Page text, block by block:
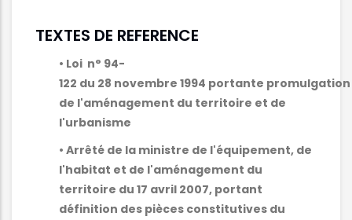
TEXTES DE REFERENCE
• Loi n° 94-
122 du 28 novembre 1994 portante
de l'aménagement du territoire et de
l'urbanisme
• Arrêté de la ministre de l'équipement, de
l'habitat et de l'aménagement du
territoire du 17 avril 2007, portant
définition des pièces constitutives du